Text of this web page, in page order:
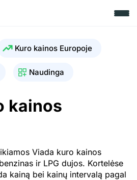
Kuro kainos Europoje
Naudinga
kainos
Viada kuro kainos
ir LPG dujos. Kortelėse
kainą bei kainų intervalą pagal